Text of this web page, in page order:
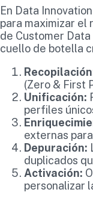
En Data
para maximizar el
de Customer
cuello de botella
(Zero & First
Unificación:
perfiles
externas
Depuración:
duplicados
Activación:
personalizar